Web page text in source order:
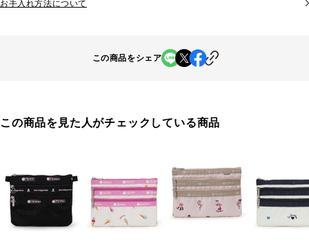
お手入れ方法について
この商品をシェア
この商品を見た人がチェックしている商品